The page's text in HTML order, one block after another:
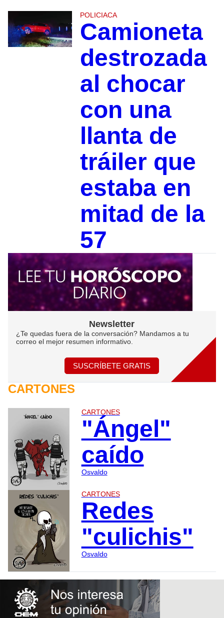
POLICIACA
Camioneta
destrozada
al chocar
con una
llanta de
tráiler que
estaba en
mitad de la
57
Newsletter
¿Te quedas fuera de la conversación? Mandamos a tu
correo el mejor resumen informativo.
SUSCRÍBETE GRATIS
CARTONES
CARTONES
"Ángel"
caído
Osvaldo
CARTONES
Redes
"culichis"
Osvaldo